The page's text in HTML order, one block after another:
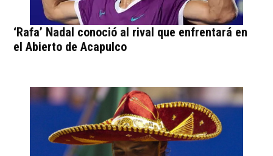
‘Rafa’ Nadal conoció al rival que enfrentará en
el Abierto de Acapulco